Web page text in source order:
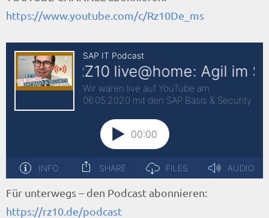
https://www.youtube.com/c/Rz10De_ms
Für unterwegs – den Podcast abonnieren:
https://rz10.de/podcast